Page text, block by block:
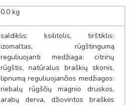
0.0 kg
saldiklis: ksilitolis, tirštiklis:
izomaltas, rūgštingumą
reguliuojanti medžiaga: citrinų
rūgštis, natūralus braškių skonis,
lipnumą reguliuojančios medžiagos:
riebalų rūgščių magnio druskos,
arabų derva, džiovintos braškės